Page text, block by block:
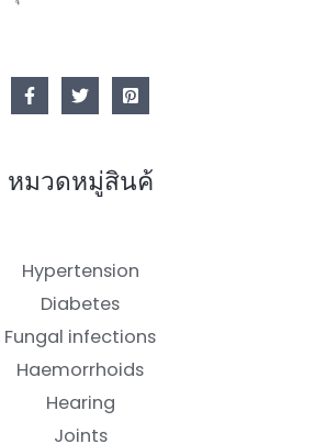
หมวดหมู่สินค้
Hypertension
Diabetes
Fungal infections
Haemorrhoids
Hearing
Joints